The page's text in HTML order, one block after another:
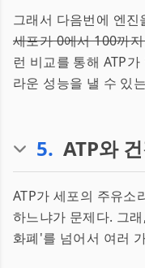
그래서 다음번에 엔진
세포가 0에서 100까
런 비교를 통해 ATP
라운 성능을 낼 수 있
5. ATP와
ATP가 세포의 주유소
하느냐가 문제다. 그
화폐'를 넘어서 여러